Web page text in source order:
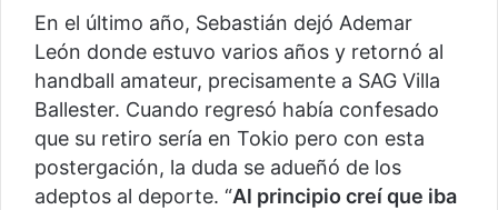
En el último año, Sebastián dejó Ademar
León donde estuvo varios años y retornó al
handball amateur, precisamente a SAG Villa
Ballester. Cuando regresó había confesado
que su retiro sería en Tokio pero con esta
postergación, la duda se adueñó de los
adeptos al deporte. “Al principio creí que iba